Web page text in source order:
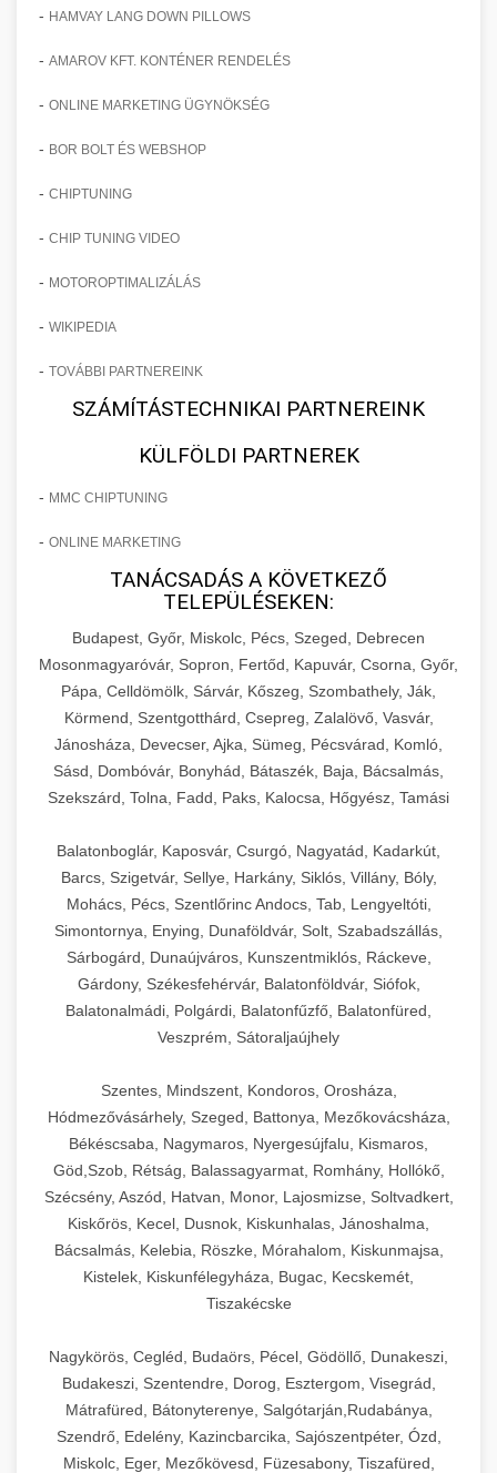
- HAMVAY LANG DOWN PILLOWS
- AMAROV KFT. KONTÉNER RENDELÉS
- ONLINE MARKETING ÜGYNÖKSÉG
- BOR BOLT ÉS WEBSHOP
- CHIPTUNING
- CHIP TUNING VIDEO
- MOTOROPTIMALIZÁLÁS
- WIKIPEDIA
- TOVÁBBI PARTNEREINK
SZÁMÍTÁSTECHNIKAI PARTNEREINK
KÜLFÖLDI PARTNEREK
- MMC CHIPTUNING
- ONLINE MARKETING
TANÁCSADÁS A KÖVETKEZŐ
TELEPÜLÉSEKEN:
Budapest, Győr, Miskolc, Pécs, Szeged, Debrecen
Mosonmagyaróvár, Sopron, Fertőd, Kapuvár, Csorna, Győr,
Pápa, Celldömölk, Sárvár, Kőszeg, Szombathely, Ják,
Körmend, Szentgotthárd, Csepreg, Zalalövő, Vasvár,
Jánosháza, Devecser, Ajka, Sümeg, Pécsvárad, Komló,
Sásd, Dombóvár, Bonyhád, Bátaszék, Baja, Bácsalmás,
Szekszárd, Tolna, Fadd, Paks, Kalocsa, Hőgyész, Tamási
Balatonboglár, Kaposvár, Csurgó, Nagyatád, Kadarkút,
Barcs, Szigetvár, Sellye, Harkány, Siklós, Villány, Bóly,
Mohács, Pécs, Szentlőrinc Andocs, Tab, Lengyeltóti,
Simontornya, Enying, Dunaföldvár, Solt, Szabadszállás,
Sárbogárd, Dunaújváros, Kunszentmiklós, Ráckeve,
Gárdony, Székesfehérvár, Balatonföldvár, Siófok,
Balatonalmádi, Polgárdi, Balatonfűzfő, Balatonfüred,
Veszprém, Sátoraljaújhely
Szentes, Mindszent, Kondoros, Orosháza,
Hódmezővásárhely, Szeged, Battonya, Mezőkovácsháza,
Békéscsaba, Nagymaros, Nyergesújfalu, Kismaros,
Göd,Szob, Rétság, Balassagyarmat, Romhány, Hollókő,
Szécsény, Aszód, Hatvan, Monor, Lajosmizse, Soltvadkert,
Kiskőrös, Kecel, Dusnok, Kiskunhalas, Jánoshalma,
Bácsalmás, Kelebia, Röszke, Mórahalom, Kiskunmajsa,
Kistelek, Kiskunfélegyháza, Bugac, Kecskemét,
Tiszakécske
Nagykörös, Cegléd, Budaörs, Pécel, Gödöllő, Dunakeszi,
Budakeszi, Szentendre, Dorog, Esztergom, Visegrád,
Mátrafüred, Bátonyterenye, Salgótarján,Rudabánya,
Szendrő, Edelény, Kazincbarcika, Sajószentpéter, Ózd,
Miskolc, Eger, Mezőkövesd, Füzesabony, Tiszafüred,